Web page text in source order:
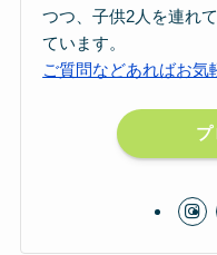
つつ、子供2人を連れ
ています。
ご質問などあればお気